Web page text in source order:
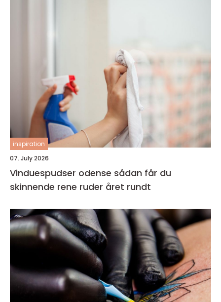
inspiration
07. July 2026
Vinduespudser odense sådan får du
skinnende rene ruder året rundt